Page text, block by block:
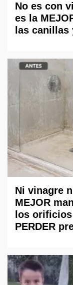
No es con
es la
las
Ni vinagre
MEJOR
los
PERDER